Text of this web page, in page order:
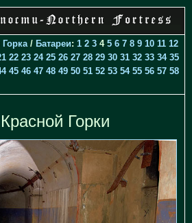
/ Батареи: 1 2 3 4 5 6 7 8 9 10 11 12
22 23 24 25 26 27 28 29 30 31 32 33 34 35
45 46 47 48 49 50 51 52 53 54 55 56 57 58
Горки